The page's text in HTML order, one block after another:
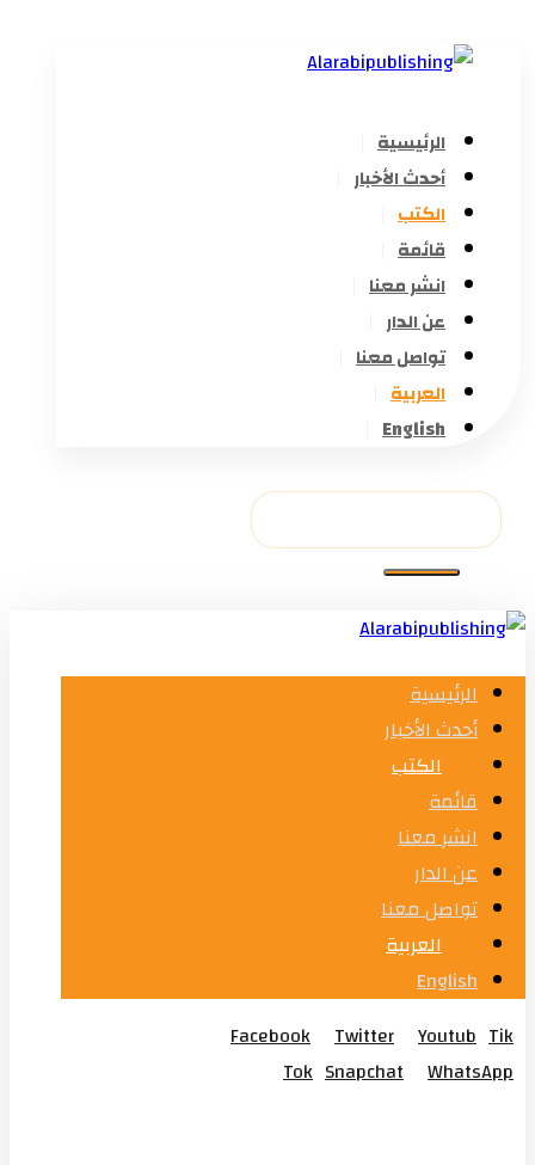
الرئيسية
أحدث الأخبار
الكتب
قائمة
انشر معنا
عن الدار
تواصل معنا
العربية
English
الرئيسية
أحدث الأخبار
الكتب
قائمة
انشر معنا
عن الدار
تواصل معنا
العربية
English
Facebook
Twitter Youtub Tik
Tok Snapchat
WhatsApp